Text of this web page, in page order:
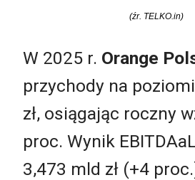
(źr. TELKO.in)
W 2025 r. Orange
przychody na
zł, osiągając roczny
proc. Wynik
3,473 mld zł (+4